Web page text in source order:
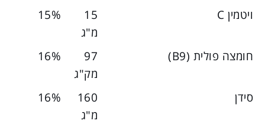
ויטמין C
15
מ"ג
15%
חומצה פולית (B9)
97
מק"ג
16%
סידן
160
מ"ג
16%